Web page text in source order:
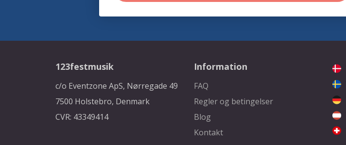
123festmusik
c/o Eventzone ApS, Nørregade 49
7500 Holstebro, Denmark
CVR: 43349414
Information
FAQ
Regler og betingelser
Blog
Kontakt